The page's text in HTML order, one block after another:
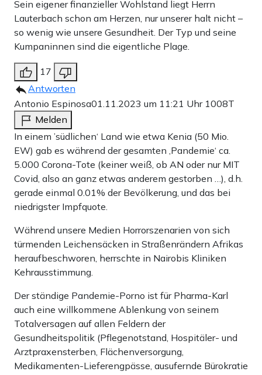
Sein eigener finanzieller Wohlstand liegt Herrn
Lauterbach schon am Herzen, nur unserer halt nicht –
so wenig wie unsere Gesundheit. Der Typ und seine
Kumpaninnen sind die eigentliche Plage.
17
Antworten
Antonio Espinosa01.11.2023 um 11:21 Uhr 1008T
Melden
In einem ’südlichen‘ Land wie etwa Kenia (50 Mio.
EW) gab es während der gesamten ‚Pandemie‘ ca.
5.000 Corona-Tote (keiner weiß, ob AN oder nur MIT
Covid, also an ganz etwas anderem gestorben …), d.h.
gerade einmal 0.01% der Bevölkerung, und das bei
niedrigster Impfquote.
Während unsere Medien Horrorszenarien von sich
türmenden Leichensäcken in Straßenrändern Afrikas
heraufbeschworen, herrschte in Nairobis Kliniken
Kehrausstimmung.
Der ständige Pandemie-Porno ist für Pharma-Karl
auch eine willkommene Ablenkung von seinem
Totalversagen auf allen Feldern der
Gesundheitspolitik (Pflegenotstand, Hospitäler- und
Arztpraxensterben, Flächenversorgung,
Medikamenten-Lieferengpässe, ausufernde Bürokratie